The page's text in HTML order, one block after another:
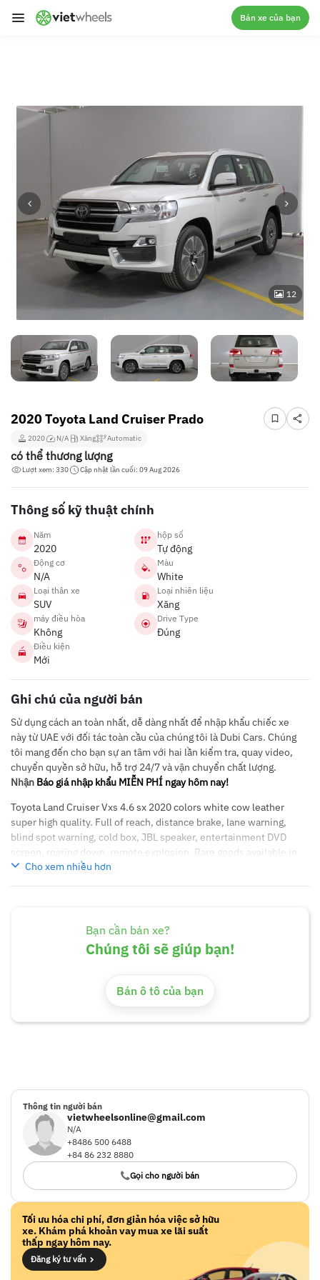
crossorigin
Bán xe của bạn
12
2020 Toyota Land Cruiser Prado
2020 N/A Xăng Automatic
có thể thương lượng
Lượt xem: 330 Cập nhật lần cuối: 09 Aug 2026
Thông số kỹ thuật chính
Năm
2020
hộp số
Tự động
Động cơ
N/A
Màu
White
Loại thân xe
SUV
Loại nhiên liệu
Xăng
máy điều hòa
Không
Drive Type
Đúng
Điều kiện
Mới
Ghi chú của người bán
Sử dụng cách an toàn nhất, dễ dàng nhất để nhập khẩu chiếc xe
này từ UAE với đối tác toàn cầu của chúng tôi là Dubi Cars. Chúng
tôi mang đến cho bạn sự an tâm với hai lần kiểm tra, quay video,
chuyển quyền sở hữu, hỗ trợ 24/7 và vận chuyển chất lượng.
Nhận Báo giá nhập khẩu MIỄN PHÍ ngay hôm nay!
Toyota Land Cruiser Vxs 4.6 sx 2020 colors white cow leather
super high quality. Full of reach, distance brake, lane warning,
blind spot warning, cold box, JBL speaker, entertainment DVD
screen, roaring down, remote explosion. Rare goods available in
DuBai (Received after 35 days). Please call 0905826666 -
Cho xem nhiều hơn
Bạn cần bán xe?
Chúng tôi sẽ giúp bạn!
Bán ô tô của bạn
Thông tin người bán
vietwheelsonline@gmail.com
N/A
+8486 500 6488
+84 86 232 8880
Gọi cho người bán
Tối ưu hóa chi phí, đơn giản hóa việc sở hữu
xe. Khám phá khoản vay mua xe lãi suất
thấp ngay hôm nay.
Đăng ký tư vấn